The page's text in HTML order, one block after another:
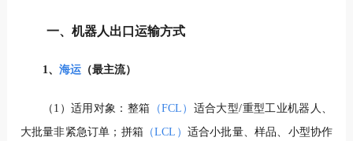
一、机器人出口运输方式
1、 海运（最主流）
（1）适用对象：整箱 （FCL） 适合大型/重型工业机器人、
大批量非紧急订单；拼箱 （LCL） 适合小批量、样品、小型协作